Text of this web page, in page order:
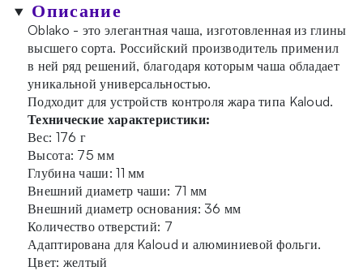
Описание
Oblako - это элегантная чаша, изготовленная из глины
высшего сорта. Российский производитель применил
в ней ряд решений, благодаря которым чаша обладает
уникальной универсальностью.
Подходит для устройств контроля жара типа Kaloud.
Технические характеристики:
Вес: 176 г
Высота: 75 мм
Глубина чаши: 11 мм
Внешний диаметр чаши: 71 мм
Внешний диаметр основания: 36 мм
Количество отверстий: 7
Адаптирована для Kaloud и алюминиевой фольги.
Цвет: желтый